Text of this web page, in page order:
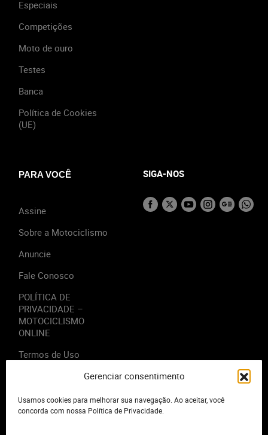
Gerenciar consentimento
Usamos cookies para melhorar sua navegação. Ao aceitar, você
concorda com nossa Política de Privacidade.
Especiais
Competições
Moto de ouro
Testes
Banca
Política de Cookies
(UE)
PARA VOCÊ
Assine
Sobre a Motociclismo
Anuncie
Fale Conosco
POLÍTICA DE
PRIVACIDADE –
MOTOCICLISMO
ONLINE
Termos de Uso
SIGA-NOS
2023 - Editora Motor Midia. Todos os direitos reservados.